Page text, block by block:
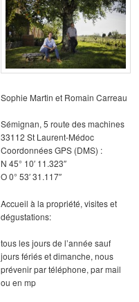
Sophie Martin et Romain Carreau
Sémignan, 5 route des machines
33112 St Laurent-Médoc
Coordonnées GPS (DMS) :
N 45° 10′ 11.323″
O 0° 53′ 31.117″
Accueil à la propriété, visites et
dégustations:
tous les jours de l’année sauf
jours fériés et dimanche, nous
prévenir par téléphone, par mail
ou en mp